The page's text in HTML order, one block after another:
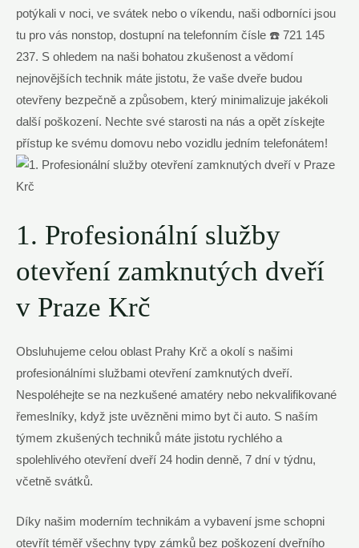
potýkali v noci, ve svátek nebo o víkendu, naši odborníci jsou
tu pro vás nonstop, dostupní na telefonním čísle ☎️ 721 145
237. S ohledem na naši bohatou zkušenost a vědomí
nejnovějších technik máte jistotu, že vaše dveře budou
otevřeny bezpečně a způsobem, který minimalizuje jakékoli
další poškození. Nechte své starosti na nás a opět získejte
přístup ke svému domovu nebo vozidlu jedním telefonátem!
1. Profesionální služby
otevření zamknutých dveří
v Praze Krč
Obsluhujeme celou oblast Prahy Krč a okolí s našimi
profesionálními službami otevření zamknutých dveří.
Nespoléhejte se na nezkušené amatéry nebo nekvalifikované
řemeslníky, když jste uvězněni mimo byt či auto. S naším
týmem zkušených techniků máte jistotu rychlého a
spolehlivého otevření dveří 24 hodin denně, 7 dní v týdnu,
včetně svátků.
Díky našim moderním technikám a vybavení jsme schopni
otevřít téměř všechny typy zámků bez poškození dveřního